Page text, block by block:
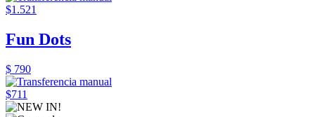
$1.521
Fun Dots
$ 790
$711